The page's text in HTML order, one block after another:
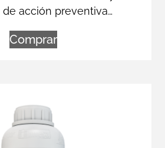
acción preventiva…
Comprar